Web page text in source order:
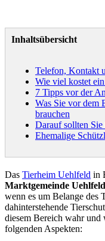
Inhaltsübersicht
Telefon, Kontakt
Wie viel kostet
7 Tipps vor der
Was Sie vor dem
brauchen
Darauf sollten Sie
Ehemalige
Das Tierheim Uehlfeld in
Marktgemeinde Uehlfeld
wenn es um Belange des
dahinterstehende
diesem Bereich wahr und
folgenden Aspekten: